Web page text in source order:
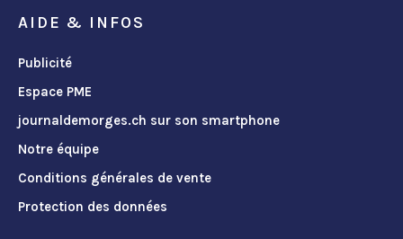
AIDE & INFOS
Publicité
Espace PME
journaldemorges.ch sur son smartphone
Notre équipe
Conditions générales de vente
Protection des données